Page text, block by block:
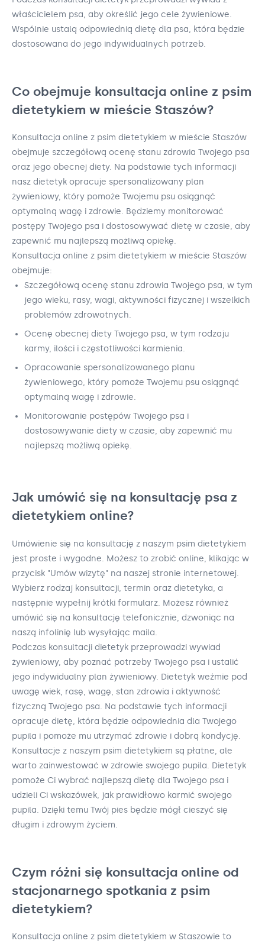
właścicielem psa, aby określić jego cele żywieniowe.
Wspólnie ustalą odpowiednią dietę dla psa, która będzie
dostosowana do jego indywidualnych potrzeb.
Co obejmuje konsultacja online z psim
dietetykiem w mieście Staszów?
Konsultacja online z psim dietetykiem w mieście Staszów
obejmuje szczegółową ocenę stanu zdrowia Twojego psa
oraz jego obecnej diety. Na podstawie tych informacji
nasz dietetyk opracuje spersonalizowany plan
żywieniowy, który pomoże Twojemu psu osiągnąć
optymalną wagę i zdrowie. Będziemy monitorować
postępy Twojego psa i dostosowywać dietę w czasie, aby
zapewnić mu najlepszą możliwą opiekę.
Konsultacja online z psim dietetykiem w mieście Staszów
obejmuje:
Szczegółową ocenę stanu zdrowia Twojego psa, w tym
jego wieku, rasy, wagi, aktywności fizycznej i wszelkich
problemów zdrowotnych.
Ocenę obecnej diety Twojego psa, w tym rodzaju
karmy, ilości i częstotliwości karmienia.
Opracowanie spersonalizowanego planu
żywieniowego, który pomoże Twojemu psu osiągnąć
optymalną wagę i zdrowie.
Monitorowanie postępów Twojego psa i
dostosowywanie diety w czasie, aby zapewnić mu
najlepszą możliwą opiekę.
Jak umówić się na konsultację psa z
dietetykiem online?
Umówienie się na konsultację z naszym psim dietetykiem
jest proste i wygodne. Możesz to zrobić online, klikając w
przycisk "Umów wizytę" na naszej stronie internetowej.
Wybierz rodzaj konsultacji, termin oraz dietetyka, a
następnie wypełnij krótki formularz. Możesz również
umówić się na konsultację telefonicznie, dzwoniąc na
naszą infolinię lub wysyłając maila.
Podczas konsultacji dietetyk przeprowadzi wywiad
żywieniowy, aby poznać potrzeby Twojego psa i ustalić
jego indywidualny plan żywieniowy. Dietetyk weźmie pod
uwagę wiek, rasę, wagę, stan zdrowia i aktywność
fizyczną Twojego psa. Na podstawie tych informacji
opracuje dietę, która będzie odpowiednia dla Twojego
pupila i pomoże mu utrzymać zdrowie i dobrą kondycję.
Konsultacje z naszym psim dietetykiem są płatne, ale
warto zainwestować w zdrowie swojego pupila. Dietetyk
pomoże Ci wybrać najlepszą dietę dla Twojego psa i
udzieli Ci wskazówek, jak prawidłowo karmić swojego
pupila. Dzięki temu Twój pies będzie mógł cieszyć się
długim i zdrowym życiem.
Czym różni się konsultacja online od
stacjonarnego spotkania z psim
dietetykiem?
Konsultacja online z psim dietetykiem w Staszowie to